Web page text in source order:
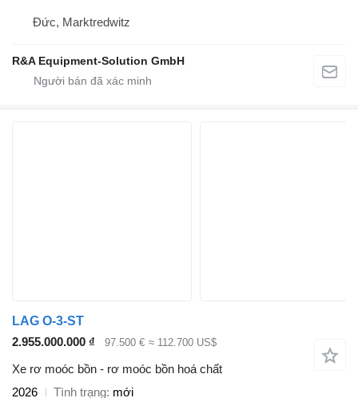
Đức, Marktredwitz
R&A Equipment-Solution GmbH
LAG O-3-ST
2.955.000.000 ₫
97.500 € ≈ 112.700 US$
Xe rơ moóc bồn - rơ moóc bồn hoá chất
2026
Tình trạng mới